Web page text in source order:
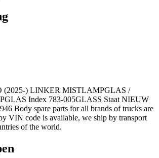
(2025-) LINKER MISTLAMPGLAS /
Index 783-005GLASS Staat NIEUW
Body spare parts for all brands of trucks are
VIN code is available, we ship by transport
of the world.